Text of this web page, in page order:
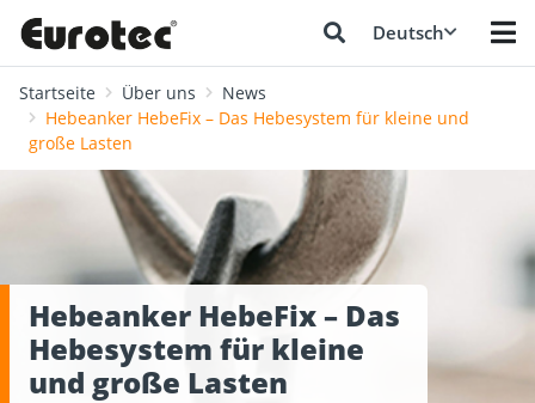
Deutsch
Startseite Über uns
News
Hebeanker HebeFix – Das Hebesystem für kleine und
große Lasten
Hebeanker HebeFix – Das
Hebesystem für kleine
und große Lasten